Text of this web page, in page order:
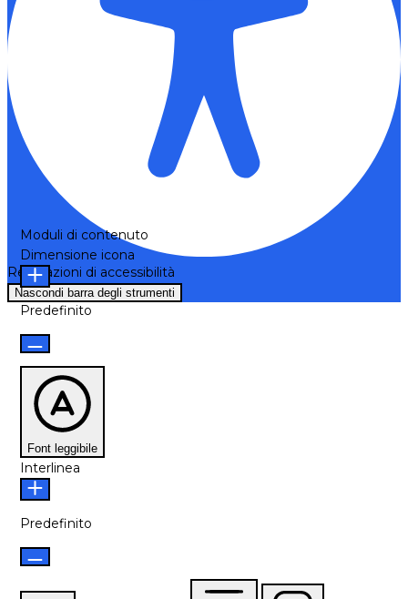
Regolazioni di accessibilità
Nascondi barra degli strumenti
Moduli di contenuto
Dimensione icona
Predefinito
Font leggibile
Interlinea
Predefinito